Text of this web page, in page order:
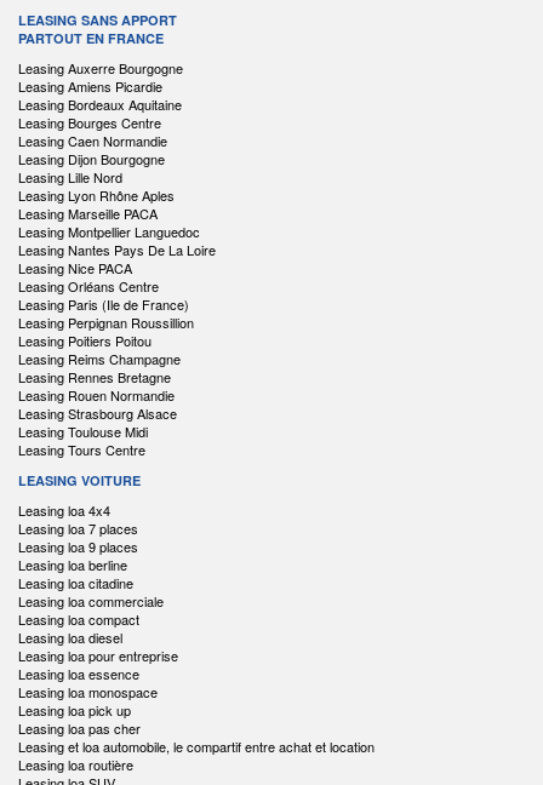
LEASING SANS APPORT
PARTOUT EN FRANCE
Leasing Auxerre Bourgogne
Leasing Amiens Picardie
Leasing Bordeaux Aquitaine
Leasing Bourges Centre
Leasing Caen Normandie
Leasing Dijon Bourgogne
Leasing Lille Nord
Leasing Lyon Rhône Aples
Leasing Marseille PACA
Leasing Montpellier Languedoc
Leasing Nantes Pays De La Loire
Leasing Nice PACA
Leasing Orléans Centre
Leasing Paris (Ile de France)
Leasing Perpignan Roussillion
Leasing Poitiers Poitou
Leasing Reims Champagne
Leasing Rennes Bretagne
Leasing Rouen Normandie
Leasing Strasbourg Alsace
Leasing Toulouse Midi
Leasing Tours Centre
LEASING VOITURE
Leasing loa 4x4
Leasing loa 7 places
Leasing loa 9 places
Leasing loa berline
Leasing loa citadine
Leasing loa commerciale
Leasing loa compact
Leasing loa diesel
Leasing loa pour entreprise
Leasing loa essence
Leasing loa monospace
Leasing loa pick up
Leasing loa pas cher
Leasing et loa automobile, le compartif entre achat et location
Leasing loa routière